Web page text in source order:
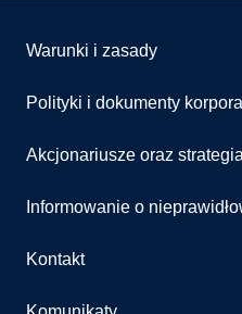
Warunki i zasady
Polityki i dokumenty
Akcjonariusze oraz
Informowanie o
Kontakt